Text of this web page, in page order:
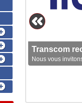
Transcom
Nous vous